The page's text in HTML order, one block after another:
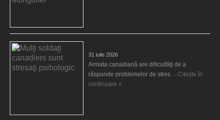
31 iulie 2026
Armata canadiană are dificultăţi de a
răspunde problemelor de stres …Citește în
continuare »